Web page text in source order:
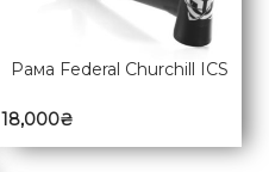
Рама Federal Churchill ICS
18,000₴